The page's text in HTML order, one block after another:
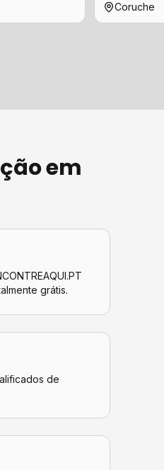
Coruche
em
grátis.
de